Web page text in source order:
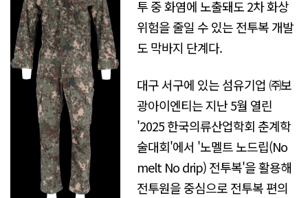
투 중 화염에 노출돼도 2차 화상
위험을 줄일 수 있는 전투복 개발
도 막바지 단계다.
대구 서구에 있는 섬유기업 ㈜보
광아이엔티는 지난 5월 열린
'2025 한국의류산업학회 춘계학
술대회'에서 '노멜트 노드립(No
melt No drip) 전투복'을 활용해
전투원을 중심으로 전투복 편의